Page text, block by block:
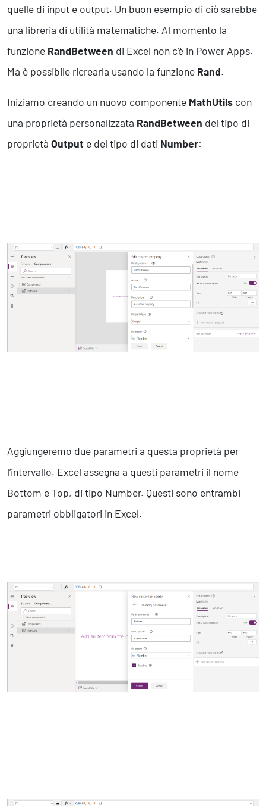
quelle di input e output. Un buon esempio di ciò sarebbe
una libreria di utilità matematiche. Al momento la
funzione RandBetween di Excel non c’è in Power Apps.
Ma è possibile ricrearla usando la funzione Rand.
Iniziamo creando un nuovo componente MathUtils con
una proprietà personalizzata RandBetween del tipo di
proprietà Output e del tipo di dati Number:
Aggiungeremo due parametri a questa proprietà per
l’intervallo. Excel assegna a questi parametri il nome
Bottom e Top, di tipo Number. Questi sono entrambi
parametri obbligatori in Excel.